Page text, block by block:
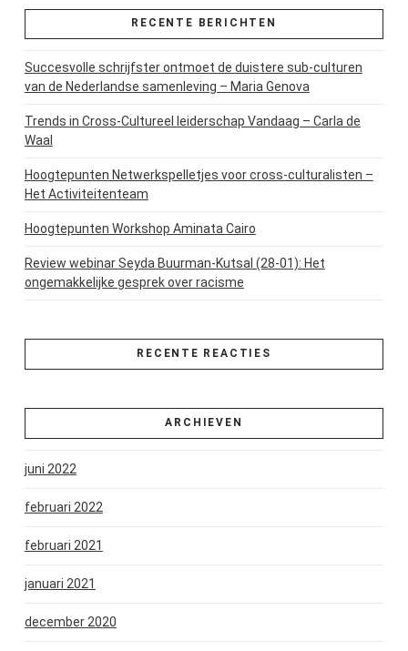
RECENTE BERICHTEN
Succesvolle schrijfster ontmoet de duistere sub-culturen
van de Nederlandse samenleving – Maria Genova
Trends in Cross-Cultureel leiderschap Vandaag – Carla de
Waal
Hoogtepunten Netwerkspelletjes voor cross-culturalisten –
Het Activiteitenteam
Hoogtepunten Workshop Aminata Cairo
Review webinar Seyda Buurman-Kutsal (28-01): Het
ongemakkelijke gesprek over racisme
RECENTE REACTIES
ARCHIEVEN
juni 2022
februari 2022
februari 2021
januari 2021
december 2020